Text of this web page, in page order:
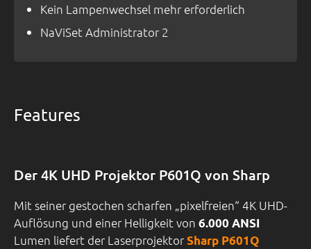
Kein Lampenwechsel mehr erforderlich
NaViSet Administrator 2
Features
Der 4K UHD Projektor P601Q von Sharp
Mit seiner gestochen scharfen „pixelfreien“ 4K UHD-
Auflösung und einer Helligkeit von 6.000 ANSI
Lumen liefert der LaserprojektorSharp P601Q